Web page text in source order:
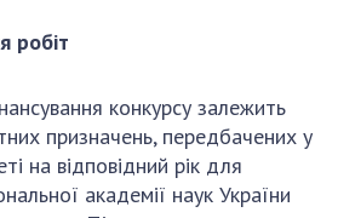
робіт
конкурсу залежить
призначень, передбачених у
на відповідний рік для
академії наук України